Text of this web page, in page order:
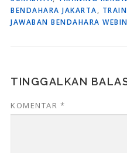
BENDAHARA JAKARTA,
JAWABAN BENDAHARA
TINGGALKAN
KOMENTAR *